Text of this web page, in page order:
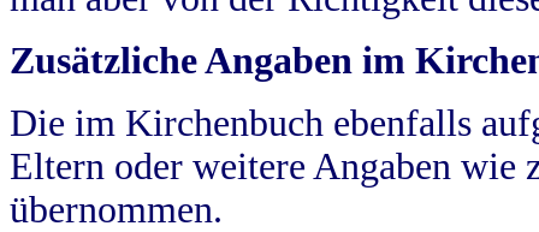
Zusätzliche Angaben im
Die im Kirchenbuch ebenfalls
Eltern oder weitere Angaben wie
übernommen.